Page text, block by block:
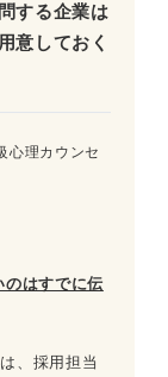
する企業は
意しておく
心理カウンセ
のはすでに伝
、採用担当
る
せるには